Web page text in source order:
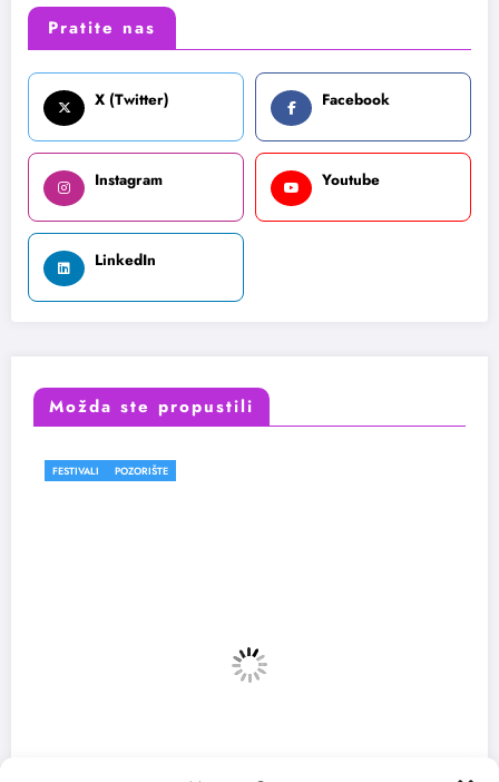
Pratite nas
X (Twitter) Facebook
Instagram Youtube
LinkedIn
Možda ste propustili